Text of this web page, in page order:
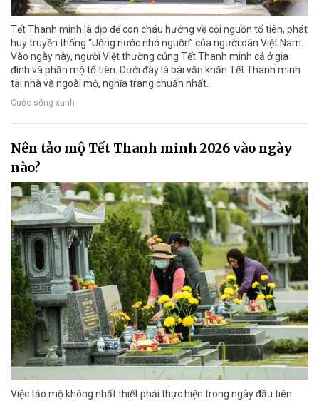
Tết Thanh minh là dịp để con cháu hướng về cội nguồn tổ tiên, phát
huy truyền thống “Uống nước nhớ nguồn” của người dân Việt Nam.
Vào ngày này, người Việt thường cúng Tết Thanh minh cả ở gia
đình và phần mộ tổ tiên. Dưới đây là bài văn khấn Tết Thanh minh
tại nhà và ngoài mộ, nghĩa trang chuẩn nhất.
Cuộc sống xanh
Nên tảo mộ Tết Thanh minh 2026 vào ngày
nào?
Việc tảo mộ không nhất thiết phải thực hiện trong ngày đầu tiên